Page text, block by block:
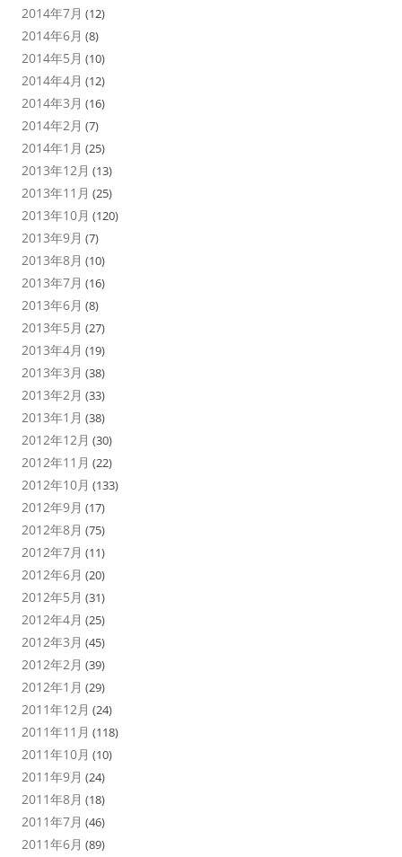
2014年7月 (12)
2014年6月 (8)
2014年5月 (10)
2014年4月 (12)
2014年3月 (16)
2014年2月 (7)
2014年1月 (25)
2013年12月 (13)
2013年11月 (25)
2013年10月 (120)
2013年9月 (7)
2013年8月 (10)
2013年7月 (16)
2013年6月 (8)
2013年5月 (27)
2013年4月 (19)
2013年3月 (38)
2013年2月 (33)
2013年1月 (38)
2012年12月 (30)
2012年11月 (22)
2012年10月 (133)
2012年9月 (17)
2012年8月 (75)
2012年7月 (11)
2012年6月 (20)
2012年5月 (31)
2012年4月 (25)
2012年3月 (45)
2012年2月 (39)
2012年1月 (29)
2011年12月 (24)
2011年11月 (118)
2011年10月 (10)
2011年9月 (24)
2011年8月 (18)
2011年7月 (46)
2011年6月 (89)